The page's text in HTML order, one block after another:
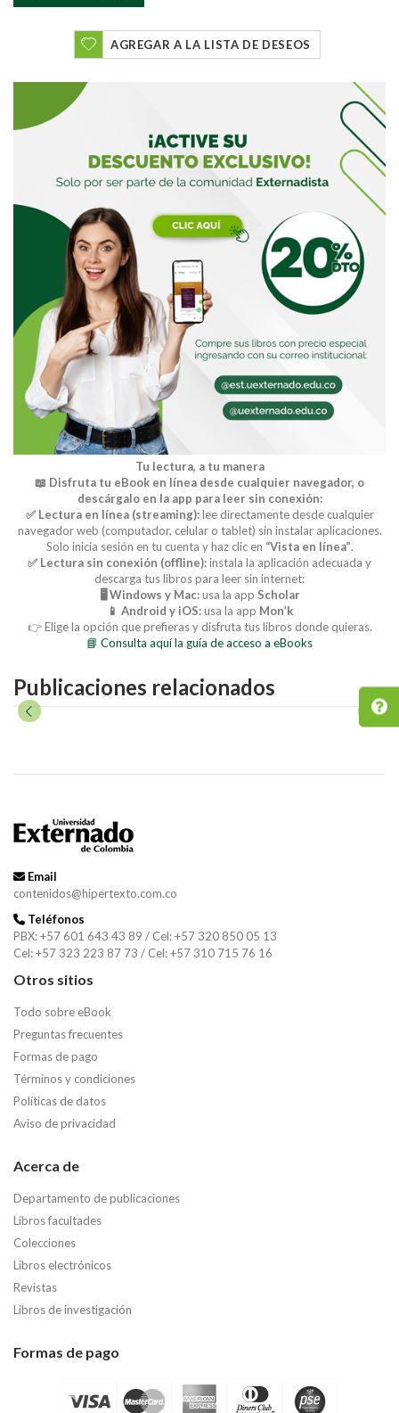
Buscar
Buscar
AGREGAR A LA LISTA DE DESEOS
Tu lectura, a tu manera
📖 Disfruta tu eBook en línea desde cualquier navegador, o
descárgalo en la app para leer sin conexión:
✅ Lectura en línea (streaming):lee directamente desde cualquier
navegador web (computador, celular o tablet) sin instalar aplicaciones.
Solo inicia sesión en tu cuenta y haz clic en “Vista en línea”.
✅ Lectura sin conexión (offline):instala la aplicación adecuada y
descarga tus libros para leer sin internet:
🖥️ Windows y Mac:usa la app Scholar
📱 Android y iOS:usa la app Mon’k
👉 Elige la opción que prefieras y disfruta tus libros donde quieras.
📘 Consulta aquí la guía de acceso a eBooks
Publicaciones relacionados
Email
contenidos@hipertexto.com.co
Teléfonos
PBX: +57 601 643 43 89 / Cel: +57 320 850 05 13
Cel: +57 323 223 87 73 / Cel: +57 310 715 76 16
Otros sitios
Todo sobre eBook
Preguntas frecuentes
Formas de pago
Términos y condiciones
Políticas de datos
Aviso de privacidad
Acerca de
Departamento de publicaciones
Libros facultades
Colecciones
Libros electrónicos
Revistas
Libros de investigación
Formas de pago